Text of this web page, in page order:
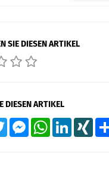
SIE DIESEN ARTIKEL
DIESEN ARTIKEL
Twitter MessengerWhatsAppLinkedInXING